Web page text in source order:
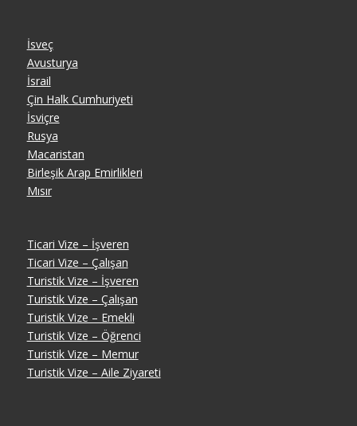
İsveç
Avusturya
İsrail
Çin Halk Cumhuriyeti
İsviçre
Rusya
Macaristan
Birleşik Arap Emirlikleri
Mısır
Ticari Vize – İşveren
Ticari Vize – Çalışan
Turistik Vize – İşveren
Turistik Vize – Çalışan
Turistik Vize – Emekli
Turistik Vize – Öğrenci
Turistik Vize – Memur
Turistik Vize – Aile Ziyareti